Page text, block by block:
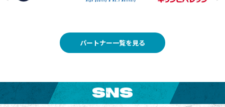
パートナー一覧を見る
SNS